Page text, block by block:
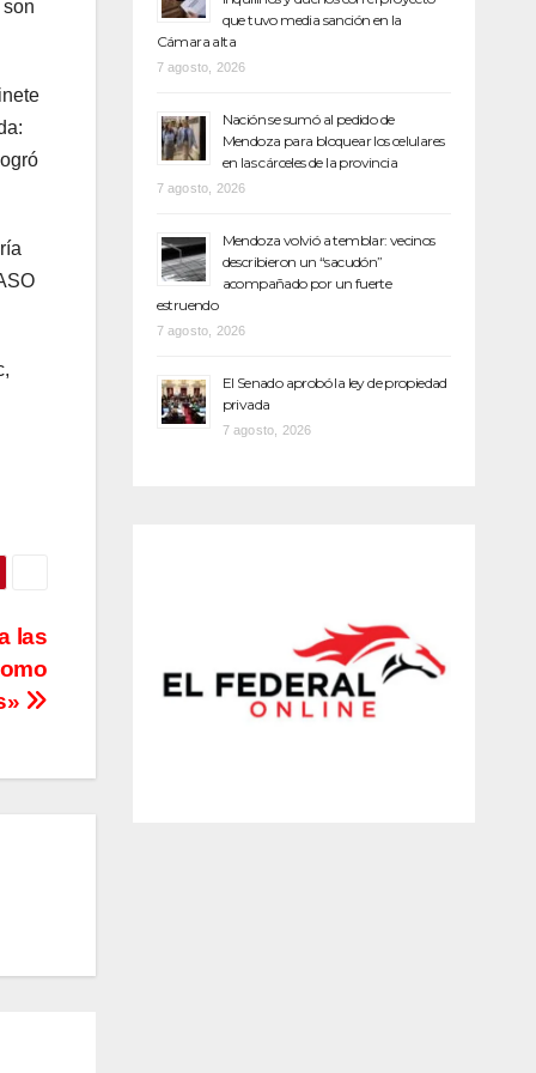
las
que tuvo media sanción en la
Cámara alta
7 agosto, 2026
Nación se sumó al pedido de
Mendoza para bloquear los celulares
en las cárceles de la provincia
7 agosto, 2026
Mendoza volvió a temblar: vecinos
describieron un “sacudón”
acompañado por un fuerte
estruendo
7 agosto, 2026
El Senado aprobó la ley de propiedad
privada
7 agosto, 2026